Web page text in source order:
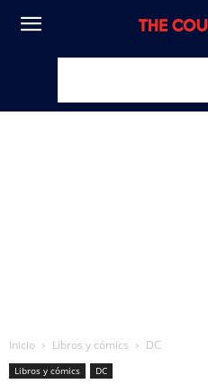
Inicio Libros y cómics DC
Libros y cómics DC